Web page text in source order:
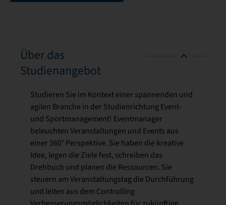
Über das
Studienangebot
Studieren Sie im Kontext einer spannenden und
agilen Branche in der Studienrichtung Event-
und Sportmanagement! Eventmanager
beleuchten Veranstaltungen und Events aus
einer 360° Perspektive. Sie haben die kreative
Idee, legen die Ziele fest, schreiben das
Drehbuch und planen die Ressourcen. Sie
steuern am Veranstaltungstag die Durchführung
und leiten aus dem Controlling